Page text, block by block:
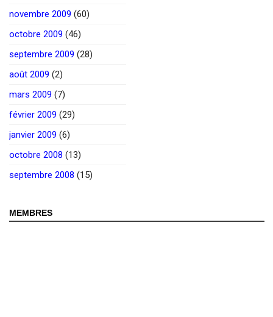
novembre 2009 (60)
octobre 2009 (46)
septembre 2009 (28)
août 2009 (2)
mars 2009 (7)
février 2009 (29)
janvier 2009 (6)
octobre 2008 (13)
septembre 2008 (15)
MEMBRES